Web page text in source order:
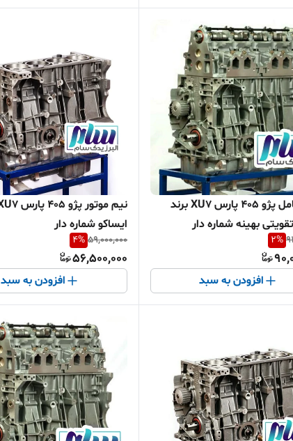
موتور کامل پژو 405 پارس XU7 برند
بهینه شماره دار
2%
افزودن به سبد
ایساکو شماره دار
59,000,000
4%
56,500,000
افزودن به سبد